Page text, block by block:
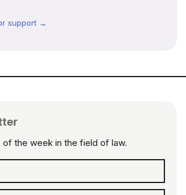
support →
of the week in the field of law.